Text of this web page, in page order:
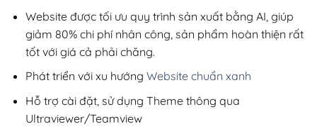
99,000₫.
Website được tối ưu quy trình sản xuất bằng AI, giúp
giảm 80% chi phí nhân công, sản phẩm hoàn thiện rất
tốt với giá cả phải chăng.
Phát triển với xu hướng Website chuẩn xanh
Hỗ trợ cài đặt, sử dụng Theme thông qua
Ultraviewer/Teamview